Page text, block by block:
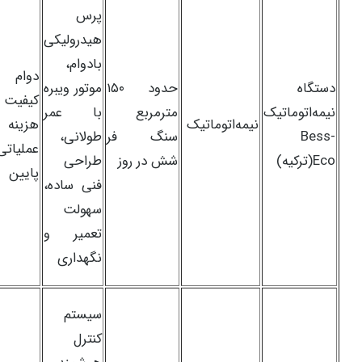
دستگاه
نیمه‌اتوماتیک
Bess-
Eco(ترکیه)
نیمه‌اتوماتیک
حدود ۱۵۰
مترمربع
سنگ فر
شش در روز
پرس
هیدرولیکی
بادوام،
موتور ویبره
با عمر
طولانی،
طراحی
فنی ساده،
سهولت
تعمیر و
نگهداری
کیفیت
هزینه
عملیاتی
پایین
سیستم
کنترل